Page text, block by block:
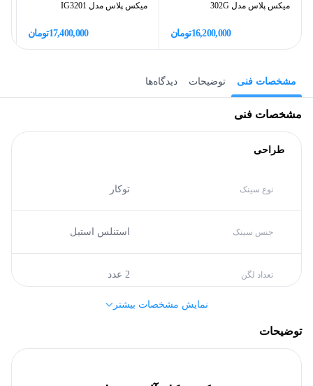
میکس پلاس مدل 302G
16,200,000تومان
میکس پلاس مدل IG3201
17,400,000تومان
مشخصات فنی توضیحات دیدگاه‌ها
مشخصات فنی
طراحی
نوع سینک توکار
جنس سینک استنلس استیل
تعداد لگن 2 عدد
نمایش مشخصات بیشتر
توضیحات